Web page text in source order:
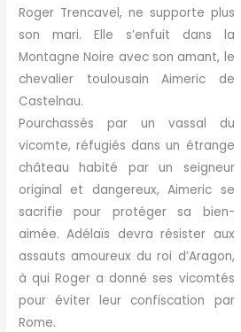
Roger Trencavel, ne supporte plus
son mari. Elle s’enfuit dans la
Montagne Noire avec son amant, le
chevalier toulousain Aimeric de
Castelnau.
Pourchassés par un vassal du
vicomte, réfugiés dans un étrange
château habité par un seigneur
original et dangereux, Aimeric se
sacrifie pour protéger sa bien-
aimée. Adélaïs devra résister aux
assauts amoureux du roi d’Aragon,
à qui Roger a donné ses vicomtés
pour éviter leur confiscation par
Rome.